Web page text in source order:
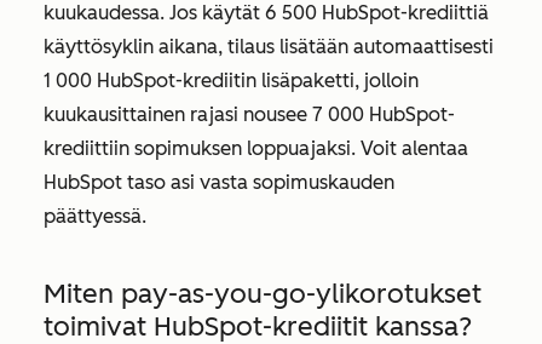
kuukaudessa. Jos käytät 6 500 HubSpot-krediittiä
käyttösyklin aikana, tilaus lisätään automaattisesti
1 000 HubSpot-krediitin lisäpaketti, jolloin
kuukausittainen rajasi nousee 7 000 HubSpot-
krediittiin sopimuksen loppuajaksi. Voit alentaa
HubSpot taso asi vasta sopimuskauden
päättyessä.
Miten pay-as-you-go-ylikorotukset
toimivat HubSpot-krediitit kanssa?